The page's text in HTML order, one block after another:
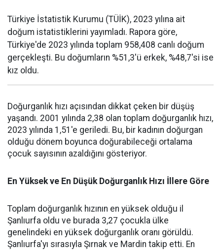
Türkiye İstatistik Kurumu (TÜİK), 2023 yılına ait
doğum istatistiklerini yayımladı. Rapora göre,
Türkiye'de 2023 yılında toplam 958,408 canlı doğum
gerçekleşti. Bu doğumların %51,3'ü erkek, %48,7'si ise
kız oldu.
Doğurganlık hızı açısından dikkat çeken bir düşüş
yaşandı. 2001 yılında 2,38 olan toplam doğurganlık hızı,
2023 yılında 1,51'e geriledi. Bu, bir kadının doğurgan
olduğu dönem boyunca doğurabileceği ortalama
çocuk sayısının azaldığını gösteriyor.
En Yüksek ve En Düşük Doğurganlık Hızı İllere Göre
Toplam doğurganlık hızının en yüksek olduğu il
Şanlıurfa oldu ve burada 3,27 çocukla ülke
genelindeki en yüksek doğurganlık oranı görüldü.
Şanlıurfa'yı sırasıyla Şırnak ve Mardin takip etti. En